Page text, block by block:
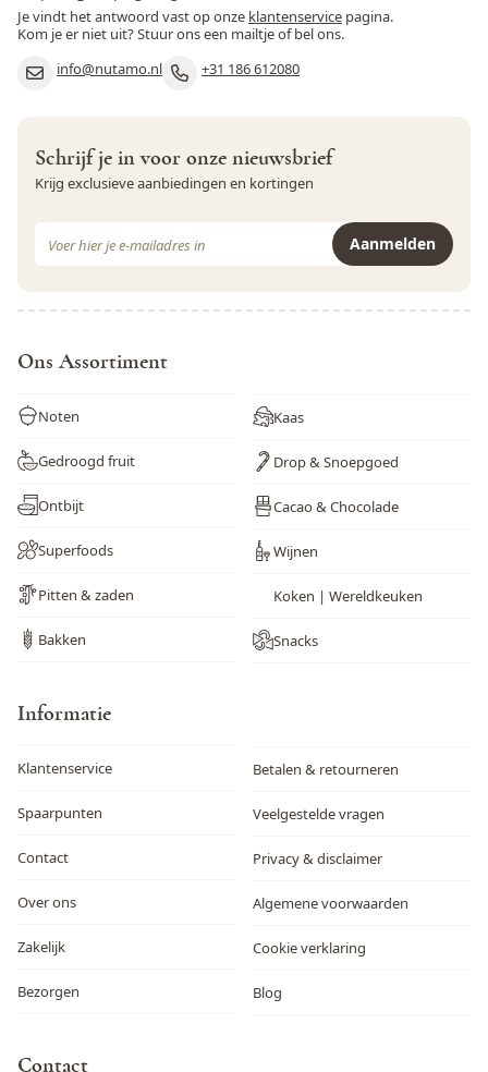
Je vindt het antwoord vast op onze klantenservice pagina.
Kom je er niet uit? Stuur ons een mailtje of bel ons.
info@nutamo.nl
+31 186 612080
Schrijf je in voor onze nieuwsbrief
Krijg exclusieve aanbiedingen en kortingen
Aanmelden
Ons Assortiment
Noten
Gedroogd fruit
Ontbijt
Superfoods
Pitten & zaden
Bakken
Kaas
Drop & Snoepgoed
Cacao & Chocolade
Wijnen
Koken | Wereldkeuken
Snacks
Informatie
Klantenservice
Spaarpunten
Contact
Over ons
Zakelijk
Bezorgen
Betalen & retourneren
Veelgestelde vragen
Privacy & disclaimer
Algemene voorwaarden
Cookie verklaring
Blog
Contact